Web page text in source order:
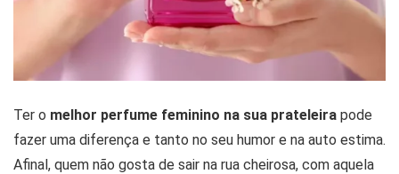
Ter o melhor perfume feminino na sua prateleira pode
fazer uma diferença e tanto no seu humor e na auto estima.
Afinal, quem não gosta de sair na rua cheirosa, com aquela